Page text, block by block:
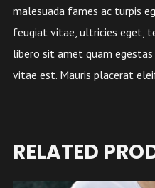
malesuada fames ac turpis
feugiat vitae, ultricies eget,
libero sit amet quam egestas
vitae est. Mauris placerat
RELATED